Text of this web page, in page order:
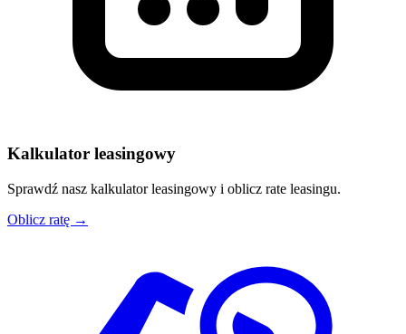
Kalkulator leasingowy
Sprawdź nasz kalkulator leasingowy i oblicz rate leasingu.
Oblicz ratę →